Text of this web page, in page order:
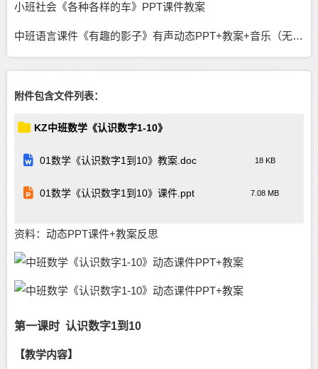
小班社会《各种各样的车》PPT课件教案
中班语言课件《有趣的影子》有声动态PPT+教案+音乐（无公开课视频）
附件包含文件列表：
KZ中班数学《认识数字1-10》
01数学《认识数字1到10》教案.doc 18 KB
01数学《认识数字1到10》课件.ppt 7.08 MB
资料：动态PPT课件+教案反思
第一课时 认识数字1到 10
【教学内容】